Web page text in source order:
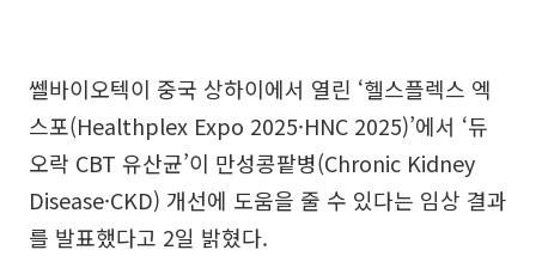
쎌바이오텍이 중국 상하이에서 열린 ‘헬스플렉스 엑
스포(Healthplex Expo 2025·HNC 2025)’에서 ‘듀
오락 CBT 유산균’이 만성콩팥병(Chronic Kidney
Disease·CKD) 개선에 도움을 줄 수 있다는 임상 결과
를 발표했다고 2일 밝혔다.